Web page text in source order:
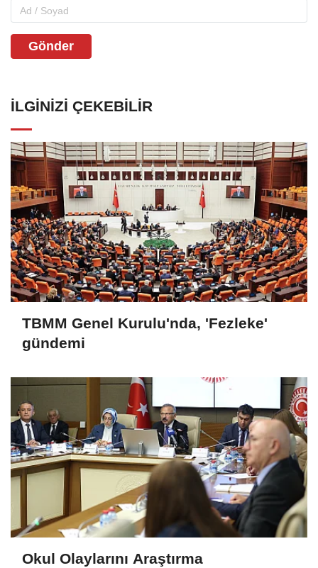
Gönder
İLGINIZI ÇEKEBILIR
TBMM Genel Kurulu'nda, 'Fezleke'
gündemi
Okul Olaylarını Araştırma